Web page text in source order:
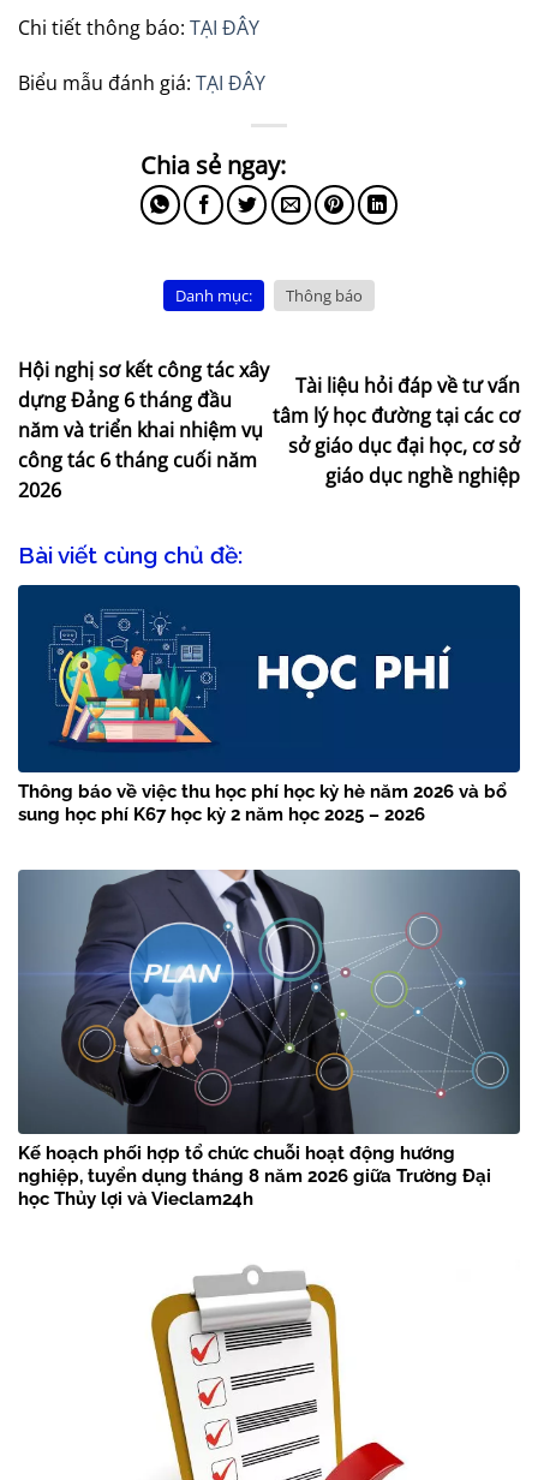
Chi tiết thông báo: TẠI ĐÂY
Biểu mẫu đánh giá: TẠI ĐÂY
Danh mục: Thông báo
Hội nghị sơ kết công tác xây
dựng Đảng 6 tháng đầu
năm và triển khai nhiệm vụ
công tác 6 tháng cuối năm
2026
Tài liệu hỏi đáp về tư vấn
tâm lý học đường tại các cơ
sở giáo dục đại học, cơ sở
giáo dục nghề nghiệp
Bài viết cùng chủ đề:
Thông báo về việc thu học phí học kỳ hè năm 2026 và bổ
sung học phí K67 học kỳ 2 năm học 2025 – 2026
Kế hoạch phối hợp tổ chức chuỗi hoạt động hướng
nghiệp, tuyển dụng tháng 8 năm 2026 giữa Trường Đại
học Thủy lợi và Vieclam24h